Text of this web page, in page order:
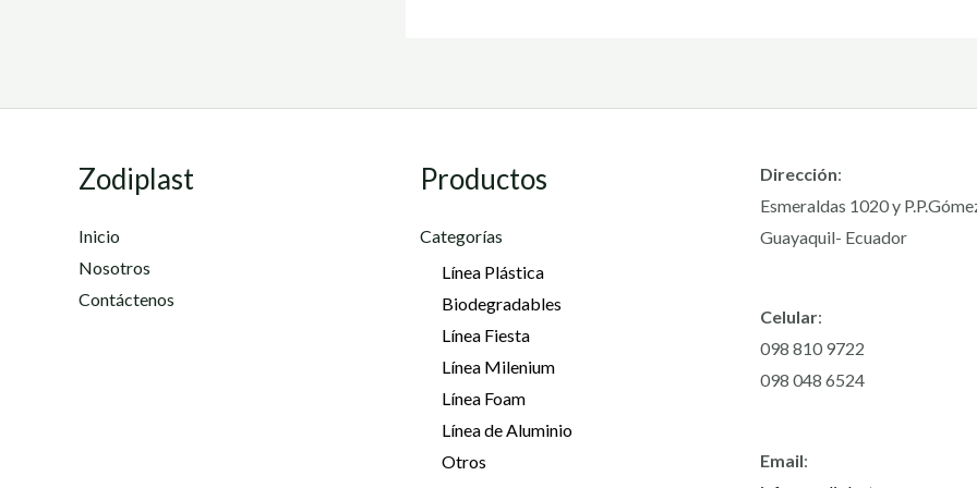
Zodiplast
Inicio
Nosotros
Contáctenos
Productos
Categorías
Línea Plástica
Biodegradables
Línea Fiesta
Línea Milenium
Línea Foam
Línea de Aluminio
Otros
Dirección:
Esmeraldas 1020 y
Guayaquil- Ecuador
Celular:
098 810 9722
098 048 6524
Email: